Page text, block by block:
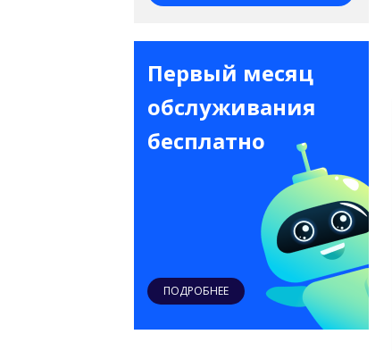
Первый месяц
обслуживания
бесплатно
ПОДРОБНЕЕ